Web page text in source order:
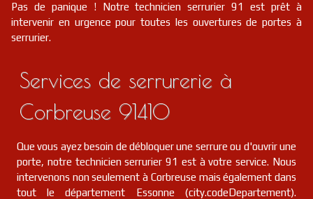
Pas de panique ! Notre technicien serrurier 91 est prêt à
intervenir en urgence pour toutes les ouvertures de portes à
serrurier.
Services de serrurerie à
Corbreuse 91410
Que vous ayez besoin de débloquer une serrure ou d'ouvrir une
porte, notre technicien serrurier 91 est à votre service. Nous
intervenons non seulement à Corbreuse mais également dans
tout le département Essonne (city.codeDepartement).